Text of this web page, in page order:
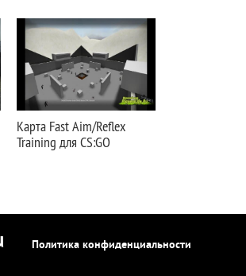
Карта Fast Aim/Reflex
Training для CS:GO
Политика конфиденциальности